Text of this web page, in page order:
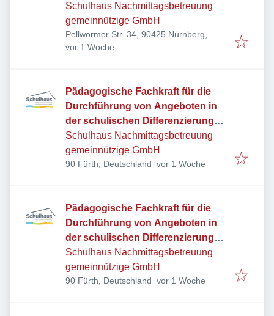
Schulhaus Nachmittagsbetreuung
gemeinnützige GmbH
Pellwormer Str. 34, 90425 Nürnberg,
Deutschland
Veröffentlicht
vor 1 Woche
Pädagogische Fachkraft für die
Durchführung von Angeboten in
der schulischen Differenzierung
und Förderung (10-16 Std./Woche)
Schulhaus Nachmittagsbetreuung
gemeinnützige GmbH
90 Fürth, Deutschland Veröffentlicht
vor 1 Woche
Pädagogische Fachkraft für die
Durchführung von Angeboten in
der schulischen Differenzierung
und Förderung (22-28 Std./Woche)
Schulhaus Nachmittagsbetreuung
gemeinnützige GmbH
90 Fürth, Deutschland Veröffentlicht
vor 1 Woche